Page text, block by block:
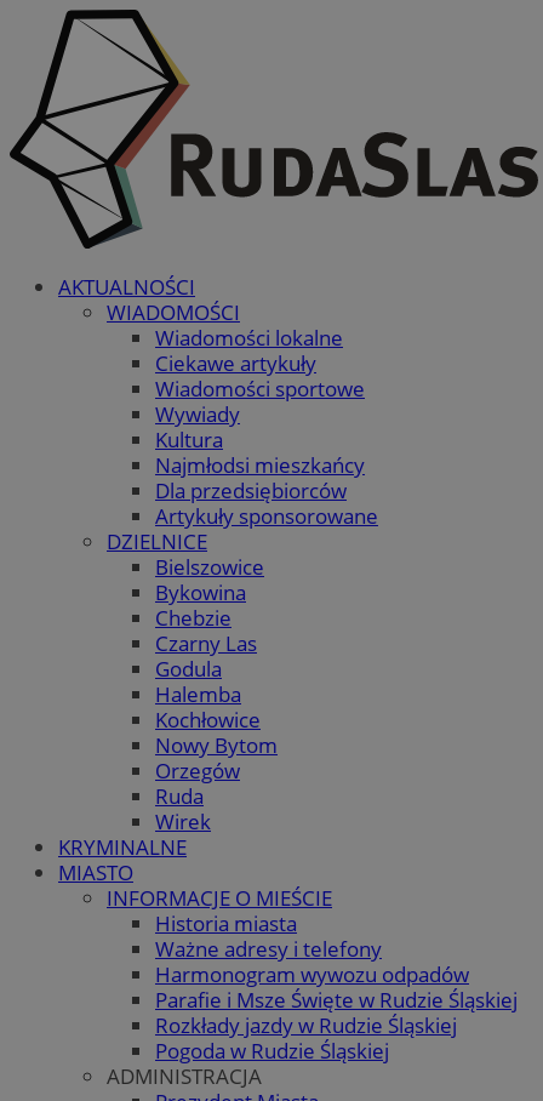
AKTUALNOŚCI
WIADOMOŚCI
Wiadomości lokalne
Ciekawe artykuły
Wiadomości sportowe
Wywiady
Kultura
Najmłodsi mieszkańcy
Dla przedsiębiorców
Artykuły sponsorowane
DZIELNICE
Bielszowice
Bykowina
Chebzie
Czarny Las
Godula
Halemba
Kochłowice
Nowy Bytom
Orzegów
Ruda
Wirek
KRYMINALNE
MIASTO
INFORMACJE O MIEŚCIE
Historia miasta
Ważne adresy i telefony
Harmonogram wywozu odpadów
Parafie i Msze Święte w Rudzie Śląskiej
Rozkłady jazdy w Rudzie Śląskiej
Pogoda w Rudzie Śląskiej
ADMINISTRACJA